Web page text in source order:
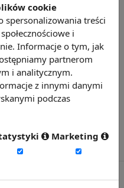
cookie
spersonalizowania treści
i
Informacje o tym, jak
partnerom
i analitycznym.
z innymi danymi
podczas
Marketing